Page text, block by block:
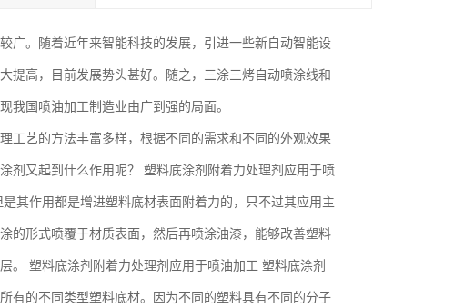
广。随着近年来智能科技的发展，引进一些新自动智能设
提高，目前发展势头甚好。随之，三涂三烤自动喷涂线和
我国喷油加工制造业由广到强的局面。
工艺的方法丰富多样，根据不同的需求和不同的外观效果
剂又起到什么作用呢？ 塑料底涂剂附着力处理剂应用于喷
其作用都是增进塑料底材表面附着力的，只不过其应用主
的形式喷覆于材质表面，然后再喷涂油漆，能够改善塑料
。 塑料底涂剂附着力处理剂应用于喷油加工 塑料底涂剂
有的不同类型塑料底材。因为不同的塑料具有不同的分子